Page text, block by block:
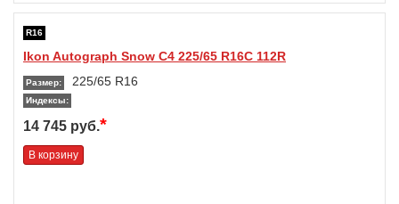
R16
Ikon Autograph Snow C4 225/65 R16C 112R
Размер: 225/65 R16
Индексы:
14 745 руб.*
В корзину